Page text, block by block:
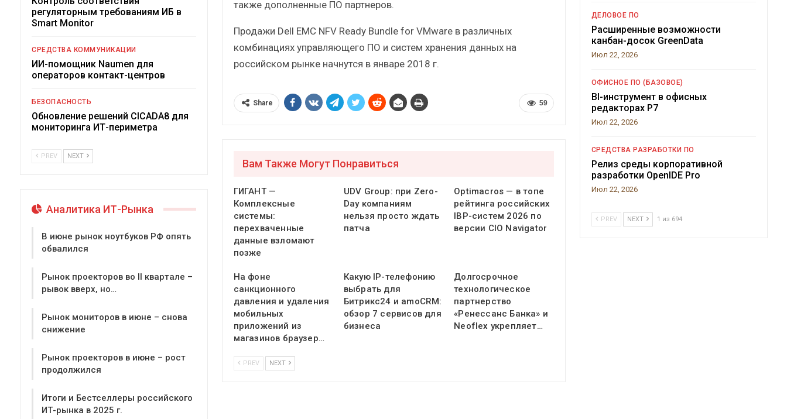
также дополненные ПО партнеров.
Продажи Dell EMC NFV Ready Bundle for VMware в различных
комбинациях управляющего ПО и систем хранения данных на
российском рынке начнутся в январе 2018 г.
59
Share
Вам Также Могут Понравиться
ГИГАНТ —
Комплексные
системы:
перехваченные
данные взломают
позже
UDV Group: при Zero-
Day компаниям
нельзя просто ждать
патча
Optimacros — в топе
рейтинга российских
IBP-систем 2026 по
версии CIO Navigator
На фоне
санкционного
давления и удаления
мобильных
приложений из
магазинов браузер…
Какую IP-телефонию
выбрать для
Битрикс24 и amoCRM:
обзор 7 сервисов для
бизнеса
Долгосрочное
технологическое
партнерство
«Ренессанс Банка» и
Neoflex укрепляет…
PREV NEXT
регуляторным требованиям ИБ в
Smart Monitor
СРЕДСТВА КОММУНИКАЦИИ
ИИ-помощник Naumen для
операторов контакт-центров
БЕЗОПАСНОСТЬ
Обновление решений CICADA8 для
мониторинга ИТ-периметра
PREV NEXT
Аналитика ИТ-Рынка
В июне рынок ноутбуков РФ опять
обвалился
Рынок проекторов во II квартале –
рывок вверх, но…
Рынок мониторов в июне – снова
снижение
Рынок проекторов в июне – рост
продолжился
Итоги и Бестселлеры российского
ИТ-рынка в 2025 г.
ДЕЛОВОЕ ПО
Расширенные возможности
канбан-досок GreenData
Июл 22, 2026
ОФИСНОЕ ПО (БАЗОВОЕ)
BI-инструмент в офисных
редакторах Р7
Июл 22, 2026
СРЕДСТВА РАЗРАБОТКИ ПО
Релиз среды корпоративной
разработки OpenIDE Pro
Июл 22, 2026
PREV NEXT 1 из 694